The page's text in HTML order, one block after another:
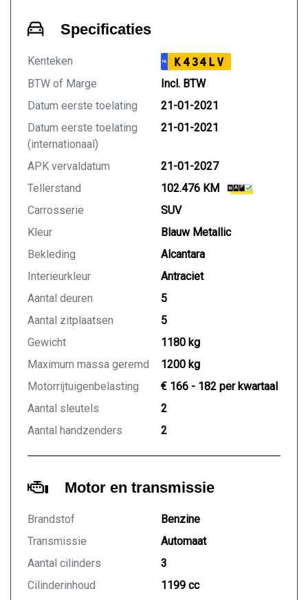
Specificaties
Kenteken NL K434LV
BTW of Marge
Incl. BTW
Datum eerste toelating
21-01-2021
Datum eerste toelating
(internationaal)
21-01-2021
APK vervaldatum
21-01-2027
Tellerstand
102.476 KM
Carrosserie
SUV
Kleur
Blauw Metallic
Bekleding
Alcantara
Interieurkleur
Antraciet
Aantal deuren
5
Aantal zitplaatsen
5
Gewicht
1180 kg
Maximum massa geremd
1200 kg
Motorrijtuigenbelasting
€ 166 - 182 per kwartaal
Aantal sleutels
2
Aantal handzenders
2
Motor en transmissie
Brandstof
Benzine
Transmissie
Automaat
Aantal cilinders
3
Cilinderinhoud
1199 cc